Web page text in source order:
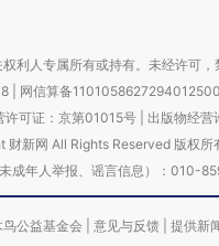
利人专属所有或持有。未经许可
网信算备
许可证：京第01015号| 出版物经营
财新网 All Rights Reserved 版权所
成年人举报、谣言信息）：
鸟公益基金会 意见与反馈 提供新